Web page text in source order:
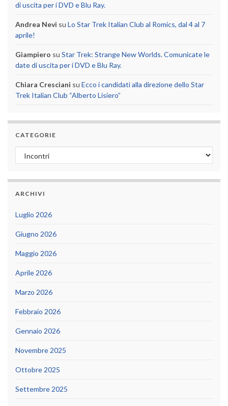
di uscita per i DVD e Blu Ray.
Andrea Nevi su Lo Star Trek Italian Club al Romics, dal 4 al 7
aprile!
Giampiero su Star Trek: Strange New Worlds. Comunicate le
date di uscita per i DVD e Blu Ray.
Chiara Cresciani su Ecco i candidati alla direzione dello Star
Trek Italian Club “Alberto Lisiero”
CATEGORIE
Categorie
ARCHIVI
Luglio 2026
Giugno 2026
Maggio 2026
Aprile 2026
Marzo 2026
Febbraio 2026
Gennaio 2026
Novembre 2025
Ottobre 2025
Settembre 2025